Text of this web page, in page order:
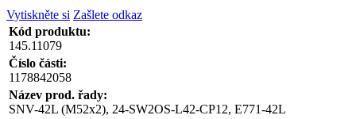
Vytiskněte si Zašlete odkaz
Kód produktu:
145.11079
Číslo části:
1178842058
Název prod. řady:
SNV-42L (M52x2), 24-SW2OS-L42-CP12, E771-42L